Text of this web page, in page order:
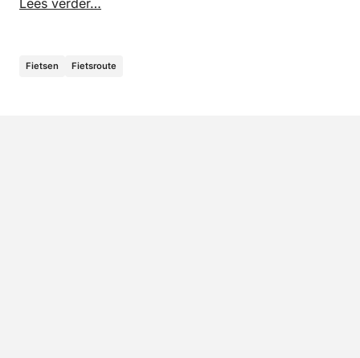
Fietsen Fietsroute